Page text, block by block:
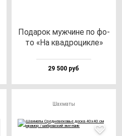
Пода­рок муж­чи­не по фо­
то «На квад­ро­цик­ле»
29 500 руб
Шахматы